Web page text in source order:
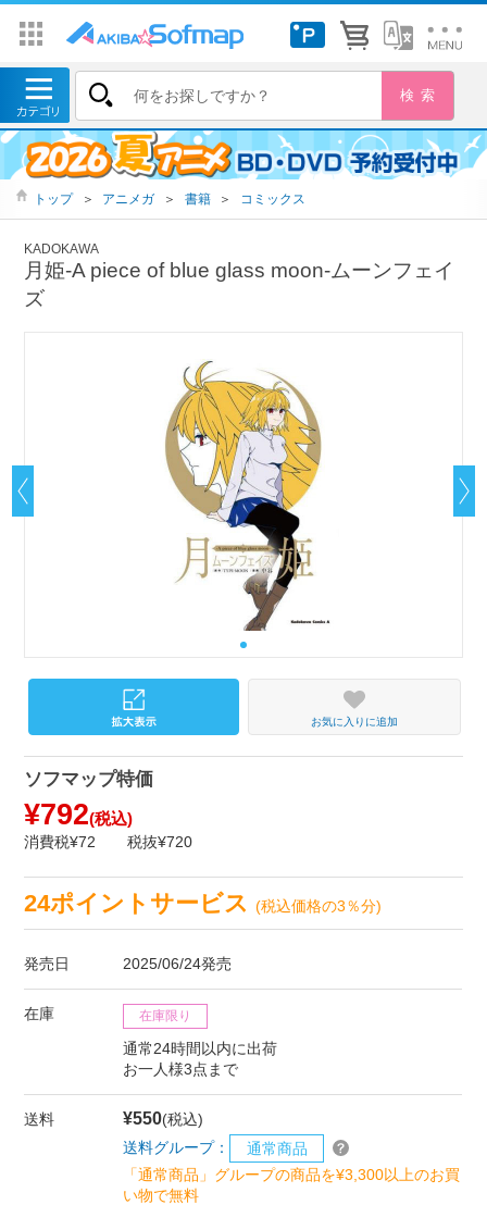
トップ ＞ アニメガ ＞ 書籍 ＞ コミックス
KADOKAWA
月姫-A piece of blue glass moon-ムーンフェイ
ズ
お気に入りに追加
ソフマップ特価
¥792(税込)
消費税¥72 税抜¥720
24ポイントサービス(税込価格の3％分)
発売日 2025/06/24発売
在庫 在庫限り
通常24時間以内に出荷
お一人様3点まで
送料 ¥550(税込)
送料グループ：
通常商品
「通常商品」グループの商品を¥3,300以上のお買
い物で無料